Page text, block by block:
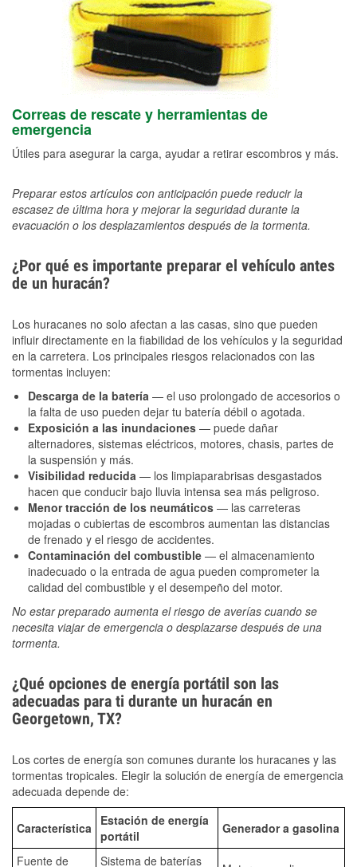
Correas de rescate y herramientas de
emergencia
Útiles para asegurar la carga, ayudar a retirar escombros y más.
Preparar estos artículos con anticipación puede reducir la
escasez de última hora y mejorar la seguridad durante la
evacuación o los desplazamientos después de la tormenta.
¿Por qué es importante preparar el vehículo antes
de un huracán?
Los huracanes no solo afectan a las casas, sino que pueden
influir directamente en la fiabilidad de los vehículos y la seguridad
en la carretera. Los principales riesgos relacionados con las
tormentas incluyen:
Descarga de la batería — el uso prolongado de accesorios o
la falta de uso pueden dejar tu batería débil o agotada.
Exposición a las inundaciones — puede dañar
alternadores, sistemas eléctricos, motores, chasis, partes de
la suspensión y más.
Visibilidad reducida — los limpiaparabrisas desgastados
hacen que conducir bajo lluvia intensa sea más peligroso.
Menor tracción de los neumáticos — las carreteras
mojadas o cubiertas de escombros aumentan las distancias
de frenado y el riesgo de accidentes.
Contaminación del combustible — el almacenamiento
inadecuado o la entrada de agua pueden comprometer la
calidad del combustible y el desempeño del motor.
No estar preparado aumenta el riesgo de averías cuando se
necesita viajar de emergencia o desplazarse después de una
tormenta.
¿Qué opciones de energía portátil son las
adecuadas para ti durante un huracán en
Georgetown, TX?
Los cortes de energía son comunes durante los huracanes y las
tormentas tropicales. Elegir la solución de energía de emergencia
adecuada depende de:
Característica
Estación de energía
portátil
Generador a gasolina
Fuente de Sistema de baterías